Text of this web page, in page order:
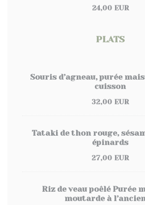
24,00 EUR
PLATS
Souris d’agneau, purée
cuisson
32,00 EUR
Tataki de thon rouge,
épinards
27,00 EUR
Riz de veau poêlé Purée
moutarde à